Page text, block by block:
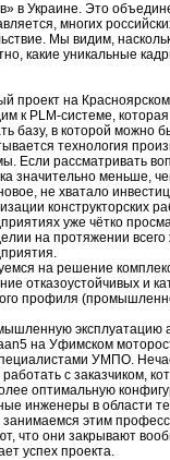
в Украине. Это
многих
Мы видим,
какие уникальные
проект на
к PLM-системе,
базу, в которой можно
технология
Если рассматривать
значительно меньше,
не хватало
конструкторских
уже чётко
на протяжении всего
на решение
отказоустойчивых и
профиля
на Уфимском
УМПО.
с заказчиком,
оптимальную
инженеры в области
этим
что они закрывают
успех проекта.